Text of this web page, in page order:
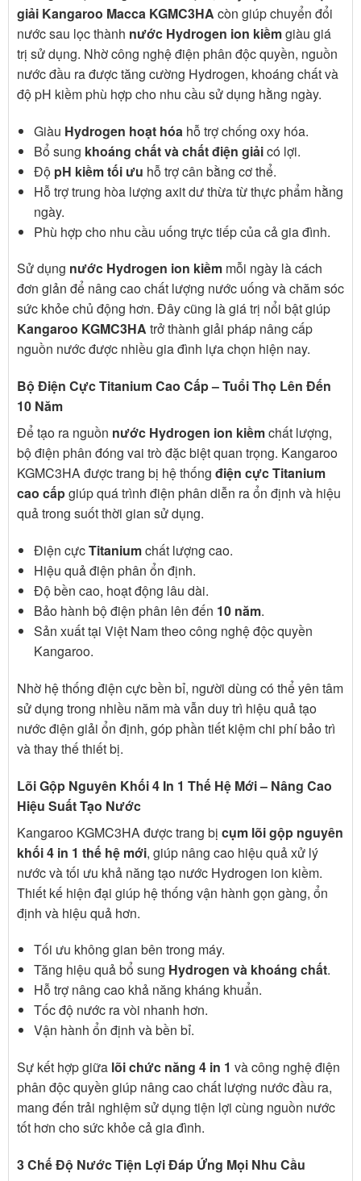
giải Kangaroo Macca KGMC3HA còn giúp chuyển đổi
nước sau lọc thành nước Hydrogen ion kiềmgiàu giá
trị sử dụng. Nhờ công nghệ điện phân độc quyền, nguồn
nước đầu ra được tăng cường Hydrogen, khoáng chất và
độ pH kiềm phù hợp cho nhu cầu sử dụng hằng ngày.
Giàu Hydrogen hoạt hóahỗ trợ chống oxy hóa.
Bổ sung khoáng chất và chất điện giảicó lợi.
Độ pH kiềm tối ưu hỗ trợ cân bằng cơ thể.
Hỗ trợ trung hòa lượng axit dư thừa từ thực phẩm hằng
ngày.
Phù hợp cho nhu cầu uống trực tiếp của cả gia đình.
Sử dụng nước Hydrogen ion kiềm mỗi ngày là cách
đơn giản để nâng cao chất lượng nước uống và chăm sóc
sức khỏe chủ động hơn. Đây cũng là giá trị nổi bật giúp
Kangaroo KGMC3HA trở thành giải pháp nâng cấp
nguồn nước được nhiều gia đình lựa chọn hiện nay.
Bộ Điện Cực Titanium Cao Cấp – Tuổi Thọ Lên Đến
10 Năm
Để tạo ra nguồn nước Hydrogen ion kiềmchất lượng,
bộ điện phân đóng vai trò đặc biệt quan trọng. Kangaroo
KGMC3HA được trang bị hệ thống điện cực Titanium
cao cấpgiúp quá trình điện phân diễn ra ổn định và hiệu
quả trong suốt thời gian sử dụng.
Điện cựcTitaniumchất lượng cao.
Hiệu quả điện phân ổn định.
Độ bền cao, hoạt động lâu dài.
Bảo hành bộ điện phân lên đến 10 năm.
Sản xuất tại Việt Nam theo công nghệ độc quyền
Kangaroo.
Nhờ hệ thống điện cực bền bỉ, người dùng có thể yên tâm
sử dụng trong nhiều năm mà vẫn duy trì hiệu quả tạo
nước điện giải ổn định, góp phần tiết kiệm chi phí bảo trì
và thay thế thiết bị.
Lõi Gộp Nguyên Khối 4 In 1 Thế Hệ Mới – Nâng Cao
Hiệu Suất Tạo Nước
Kangaroo KGMC3HA được trang bị cụm lõi gộp nguyên
khối 4 in 1 thế hệ mới, giúp nâng cao hiệu quả xử lý
nước và tối ưu khả năng tạo nước Hydrogen ion kiềm.
Thiết kế hiện đại giúp hệ thống vận hành gọn gàng, ổn
định và hiệu quả hơn.
Tối ưu không gian bên trong máy.
Tăng hiệu quả bổ sung Hydrogen và khoáng chất.
Hỗ trợ nâng cao khả năng kháng khuẩn.
Tốc độ nước ra vòi nhanh hơn.
Vận hành ổn định và bền bỉ.
Sự kết hợp giữa lõi chức năng 4 in 1 và công nghệ điện
phân độc quyền giúp nâng cao chất lượng nước đầu ra,
mang đến trải nghiệm sử dụng tiện lợi cùng nguồn nước
tốt hơn cho sức khỏe cả gia đình.
3 Chế Độ Nước Tiện Lợi Đáp Ứng Mọi Nhu Cầu